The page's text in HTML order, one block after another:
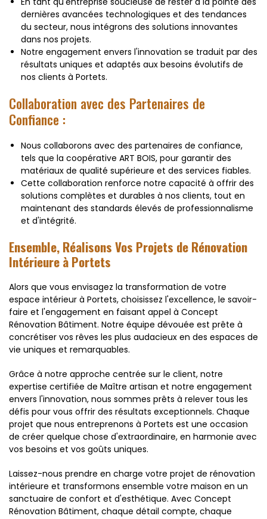
dernières avancées technologiques et des tendances
du secteur, nous intégrons des solutions innovantes
dans nos projets.
Notre engagement envers l'innovation se traduit par des
résultats uniques et adaptés aux besoins évolutifs de
nos clients à Portets.
Collaboration avec des Partenaires de
Confiance :
Nous collaborons avec des partenaires de confiance,
tels que la coopérative ART BOIS, pour garantir des
matériaux de qualité supérieure et des services fiables.
Cette collaboration renforce notre capacité à offrir des
solutions complètes et durables à nos clients, tout en
maintenant des standards élevés de professionnalisme
et d'intégrité.
Ensemble, Réalisons Vos Projets de Rénovation
Intérieure à Portets
Alors que vous envisagez la transformation de votre
espace intérieur à Portets, choisissez l'excellence, le savoir-
faire et l'engagement en faisant appel à Concept
Rénovation Bâtiment. Notre équipe dévouée est prête à
concrétiser vos rêves les plus audacieux en des espaces de
vie uniques et remarquables.
Grâce à notre approche centrée sur le client, notre
expertise certifiée de Maître artisan et notre engagement
envers l'innovation, nous sommes prêts à relever tous les
défis pour vous offrir des résultats exceptionnels. Chaque
projet que nous entreprenons à Portets est une occasion
de créer quelque chose d'extraordinaire, en harmonie avec
vos besoins et vos goûts uniques.
Laissez-nous prendre en charge votre projet de rénovation
intérieure et transformons ensemble votre maison en un
sanctuaire de confort et d'esthétique. Avec Concept
Rénovation Bâtiment, chaque détail compte, chaque